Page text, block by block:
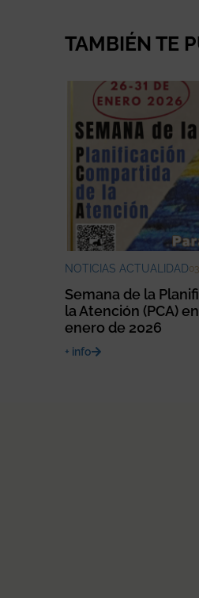
TAMBIÉN TE
NOTICIAS ACTUALIDAD
Semana de la
la Atención (PCA)
enero de 2026
+ info